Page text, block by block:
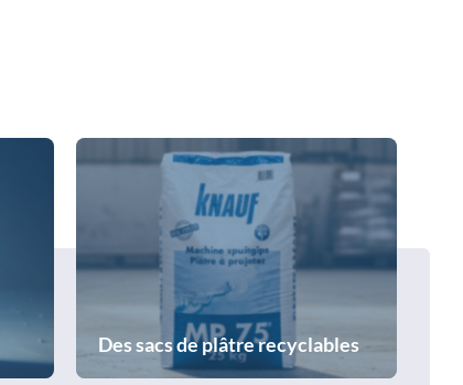
Des sacs de plâtre recyclables